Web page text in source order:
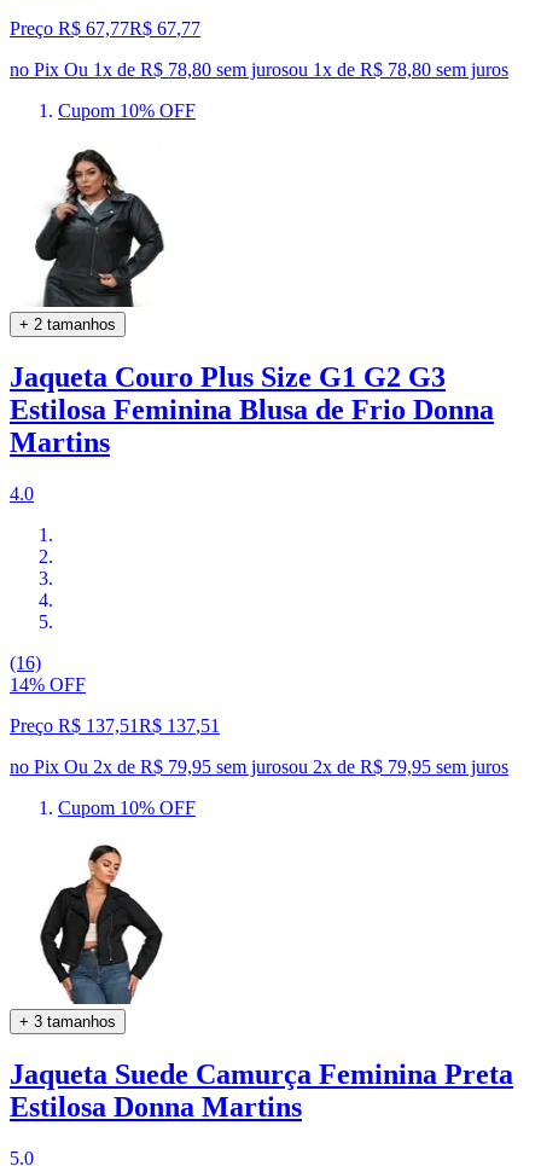
Preço R$ 67,77R$ 67,77
no Pix Ou 1x de R$ 78,80 sem jurosou 1x de R$ 78,80 sem juros
Cupom 10% OFF
+ 2 tamanhos
Jaqueta Couro Plus Size G1 G2 G3
Estilosa Feminina Blusa de Frio Donna
Martins
4.0
(16)
14% OFF
Preço R$ 137,51R$ 137,51
no Pix Ou 2x de R$ 79,95 sem jurosou 2x de R$ 79,95 sem juros
Cupom 10% OFF
+ 3 tamanhos
Jaqueta Suede Camurça Feminina Preta
Estilosa Donna Martins
5.0